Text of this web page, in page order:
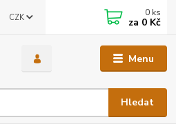
Menu
CZK
Hledat
0 ks
za 0 Kč